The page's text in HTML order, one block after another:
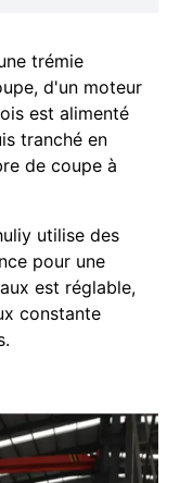
trémie
d'un moteur
est alimenté
tranché en
de coupe à
utilise des
pour une
est réglable,
constante